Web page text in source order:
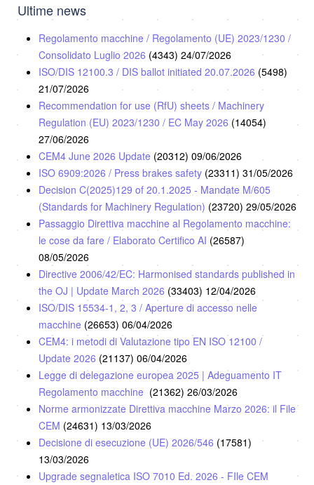
Ultime news
Regolamento macchine / Regolamento (UE) 2023/1230 /
Consolidato Luglio 2026 (4343) 24/07/2026
ISO/DIS 12100.3 / DIS ballot initiated 20.07.2026 (5498)
21/07/2026
Recommendation for use (RfU) sheets / Machinery
Regulation (EU) 2023/1230 / EC May 2026 (14054)
27/06/2026
CEM4 June 2026 Update (20312) 09/06/2026
ISO 6909:2026 / Press brakes safety (23311) 31/05/2026
Decision C(2025)129 of 20.1.2025 - Mandate M/605
(Standards for Machinery Regulation) (23720) 29/05/2026
Passaggio Direttiva macchine al Regolamento macchine:
le cose da fare / Elaborato Certifico AI (26587)
08/05/2026
Directive 2006/42/EC: Harmonised standards published in
the OJ | Update March 2026 (33403) 12/04/2026
ISO/DIS 15534-1, 2, 3 / Aperture di accesso nelle
macchine (26653) 06/04/2026
CEM4: i metodi di Valutazione tipo EN ISO 12100 /
Update 2026 (21137) 06/04/2026
Legge di delegazione europea 2025 | Adeguamento IT
Regolamento macchine (21362) 26/03/2026
Norme armonizzate Direttiva macchine Marzo 2026: il File
CEM (24631) 13/03/2026
Decisione di esecuzione (UE) 2026/546 (17581)
13/03/2026
Upgrade segnaletica ISO 7010 Ed. 2026 - FIle CEM